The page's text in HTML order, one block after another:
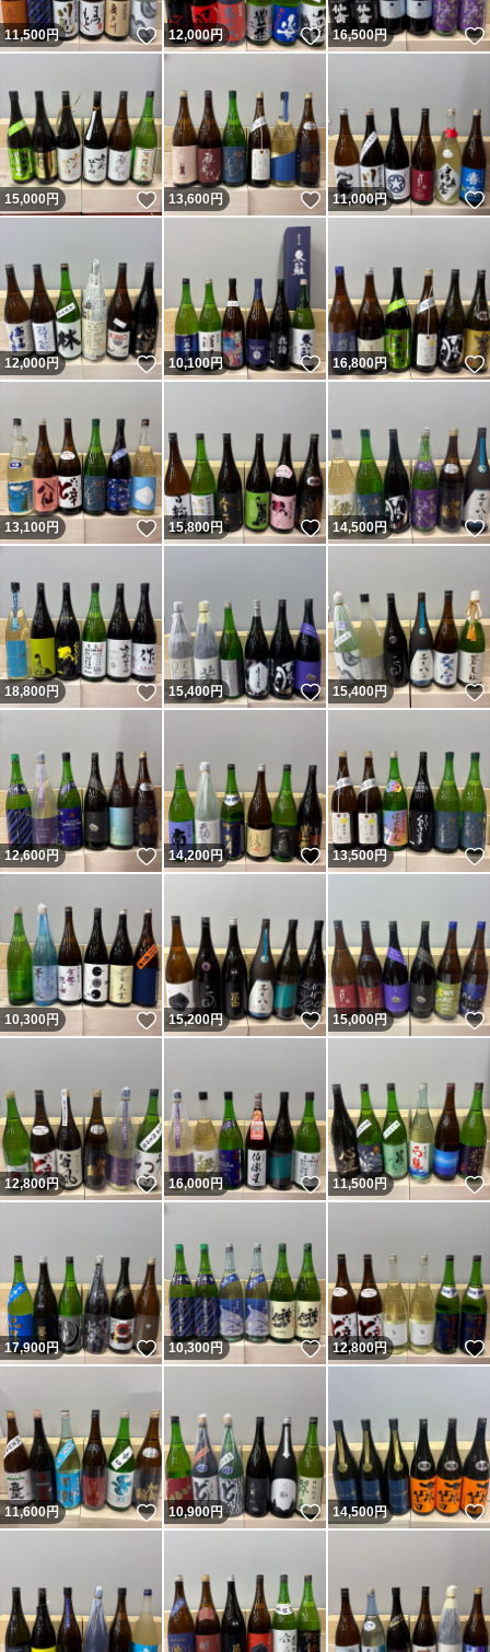
11,500円 いいね！
12,000円 いいね！
16,500円
15,000円 いいね！
13,600円 いいね！
11,000円
12,000円 いいね！
10,100円 いいね！
16,800円
13,100円 いいね！
15,800円 いいね！
14,500円
18,800円 いいね！
15,400円 いいね！
15,400円
12,600円 いいね！
14,200円 いいね！
13,500円
10,300円 いいね！
15,200円 いいね！
15,000円
12,800円 いいね！
16,000円 いいね！
11,500円
17,900円 いいね！
10,300円 いいね！
12,800円
11,600円 いいね！
10,900円 いいね！
14,500円